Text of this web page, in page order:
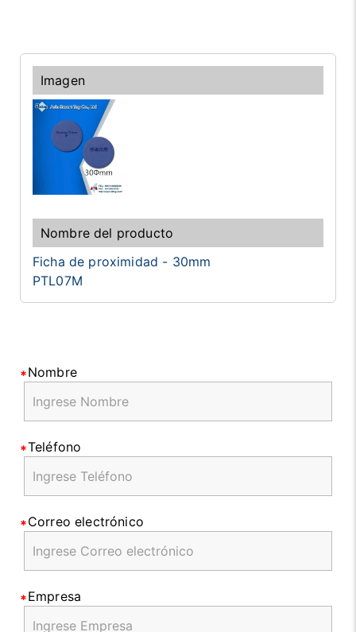
Ficha de proximidad - 30mm
PTL07M
Nombre
Teléfono
Correo electrónico
Empresa